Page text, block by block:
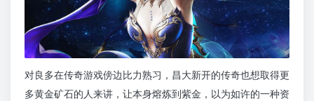
对良多在传奇游戏傍边比力熟习，昌大新开的传奇也想取得更
多黄金矿石的人来讲，让本身熔炼到紫金，以为如许的一种资